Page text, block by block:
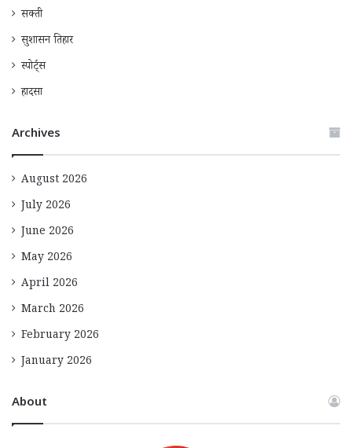
सक्ती
सुशासन तिहार
स्पोर्ट्स
हादसा
Archives
August 2026
July 2026
June 2026
May 2026
April 2026
March 2026
February 2026
January 2026
About